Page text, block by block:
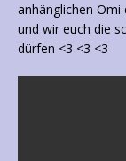
anhänglichen
und wir euch die
dürfen <3 <3 <3